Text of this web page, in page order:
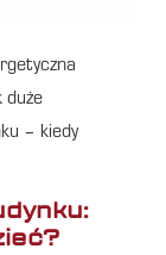
duże
– kiedy